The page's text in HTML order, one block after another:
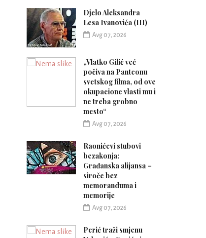
Djelo Aleksandra
Lesa Ivanovića (III)
Avg 07, 2026
„Vlatko Gilić već
počiva na Panteonu
svetskog filma, od ove
okupacione vlasti mu i
ne treba grobno
mesto“
Avg 07, 2026
Raonićevi stubovi
bezakonja:
Građanska alijansa –
siroče bez
memoranduma i
memorije
Avg 07, 2026
Perić traži smjenu